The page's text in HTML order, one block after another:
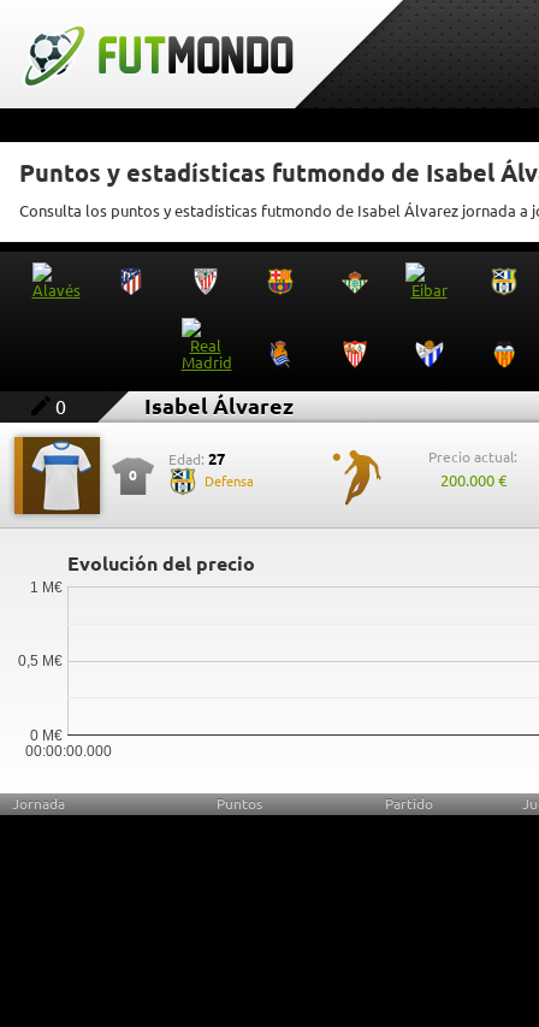
Puntos y estadísticas futmondo de Isabel
Consulta los puntos y estadísticas futmondo de Isabel Álvarez jornada a
0 Isabel Álvarez
0
Edad: 27
Defensa
Precio actual:
200.000 €
Evolución del precio
00:00:00.000
0 M€
0,5 M€
1 M€
Jornada Puntos Partido